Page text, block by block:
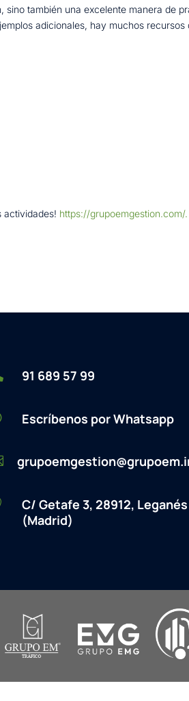
también una excelente manera de
adicionales, hay muchos
actividades! https://grupoemgestion.com/.
91 689 57 99
Escríbenos por Whatsapp
C/ Getafe 3, 28912, Leganés
(Madrid)